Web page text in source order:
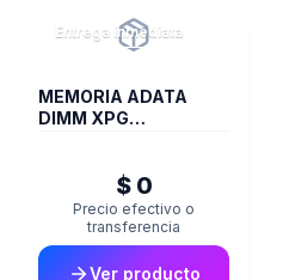
Entrega inmediata
MEMORIA ADATA
DIMM XPG
$ 0
Precio efectivo o
transferencia
Ver producto